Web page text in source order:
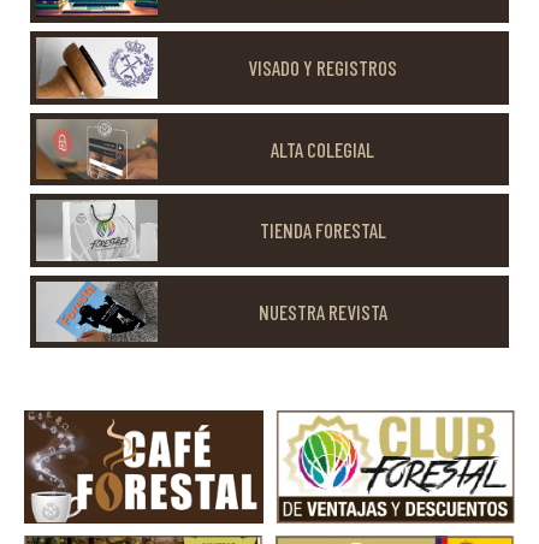
VISADO Y REGISTROS
ALTA COLEGIAL
TIENDA FORESTAL
NUESTRA REVISTA